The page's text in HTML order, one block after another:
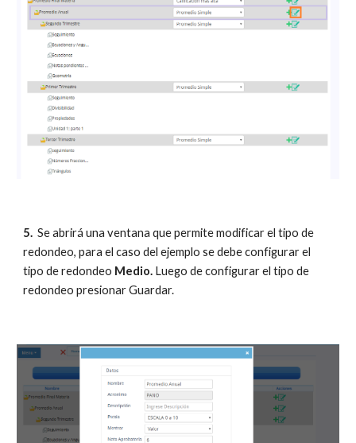
5. Se abrirá una ventana que permite modificar el tipo de
redondeo, para el caso del ejemplo se debe configurar el
tipo de redondeo Medio. Luego de configurar el tipo de
redondeo presionar Guardar.